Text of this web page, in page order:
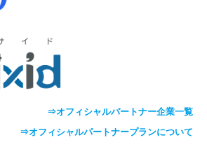
⇒オフィシャルパートナー企業一覧
⇒オフィシャルパートナープランについて